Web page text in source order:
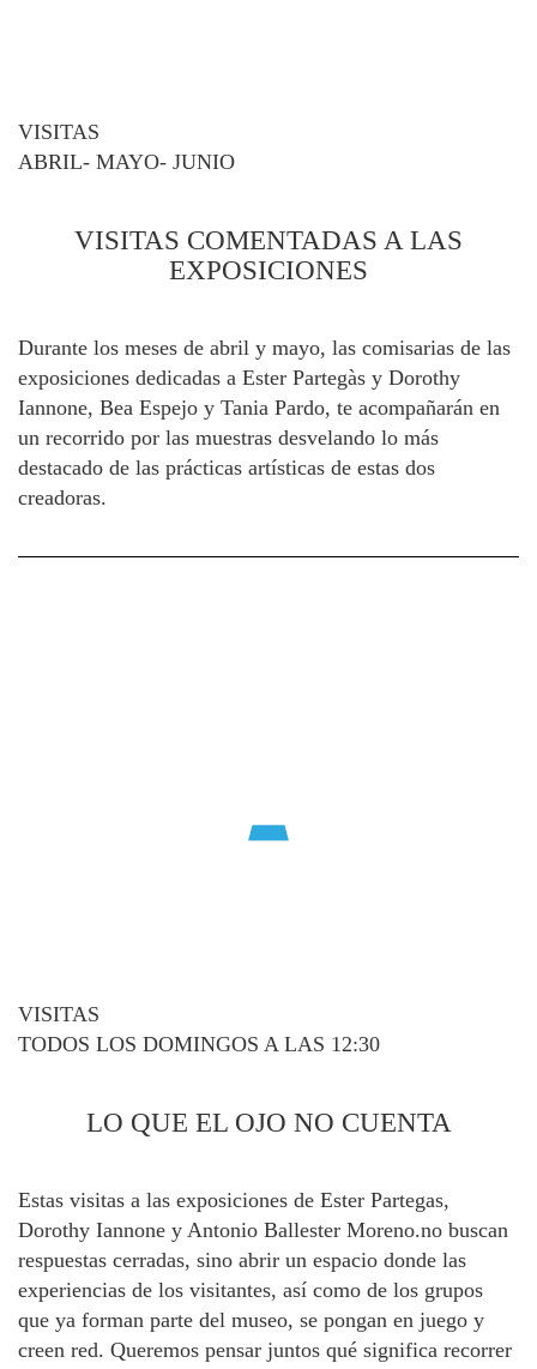
VISITAS
ABRIL- MAYO- JUNIO
VISITAS COMENTADAS A LAS
EXPOSICIONES
Durante los meses de abril y mayo, las comisarias de las
exposiciones dedicadas a Ester Partegàs y Dorothy
Iannone, Bea Espejo y Tania Pardo, te acompañarán en
un recorrido por las muestras desvelando lo más
destacado de las prácticas artísticas de estas dos
creadoras.
VISITAS
TODOS LOS DOMINGOS A LAS 12:30
LO QUE EL OJO NO CUENTA
Estas visitas a las exposiciones de Ester Partegas,
Dorothy Iannone y Antonio Ballester Moreno.no buscan
respuestas cerradas, sino abrir un espacio donde las
experiencias de los visitantes, así como de los grupos
que ya forman parte del museo, se pongan en juego y
creen red. Queremos pensar juntos qué significa recorrer